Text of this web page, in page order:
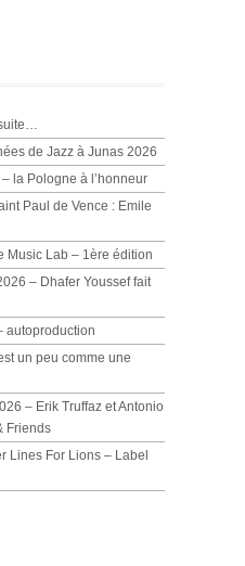
de Jazz à Junas 2026
la Pologne à l’honneur
Paul de Vence : Emile
Music Lab – 1ère édition
– Dhafer Youssef fait
autoproduction
un peu comme une
– Erik Truffaz et Antonio
Friends
Lines For Lions – Label